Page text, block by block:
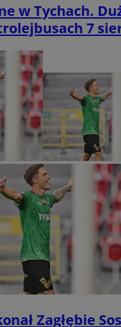
w Tychach.
7
Zagłębie